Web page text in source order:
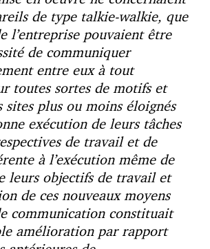
de type talkie-walkie, que
l’entreprise pouvaient être
de communiquer
entre eux à tout
toutes sortes de motifs et
sites plus ou moins éloignés
exécution de leurs tâches
de travail et de
à l’exécution même de
leurs objectifs de travail et
de ces nouveaux moyens
communication constituait
amélioration par rapport